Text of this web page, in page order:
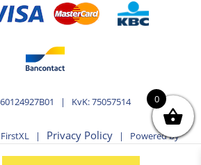
| KvK: 75057514
| Privacy Policy | Powered by
&WooCommerce
0